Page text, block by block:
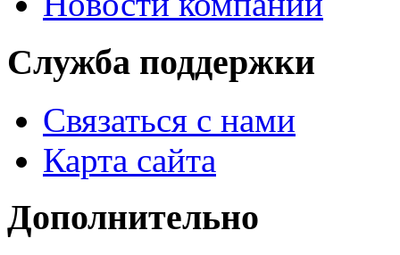
Служба поддержки
Связаться с нами
Карта сайта
Дополнительно